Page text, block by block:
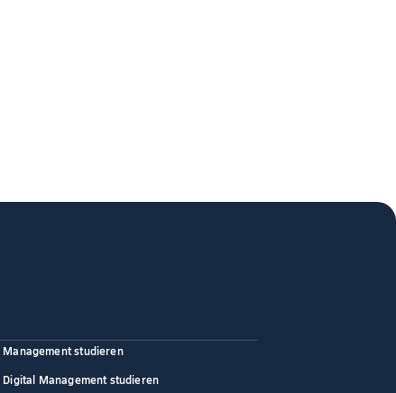
Management studieren
Digital Management studieren